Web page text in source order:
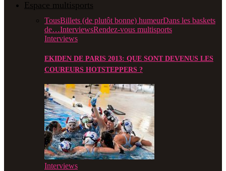
Espace multisports
TousBillets (de plutôt bonne) humeurDans les baskets
de…InterviewsRendez-vous multisports
Interviews
EKIDEN DE PARIS 2013: QUE SONT DEVENUS LES
COUREURS HOTSTEPPERS ?
Interviews